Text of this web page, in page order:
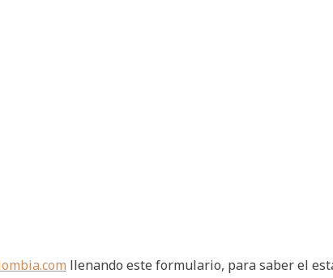
llenando este formulario, para saber el